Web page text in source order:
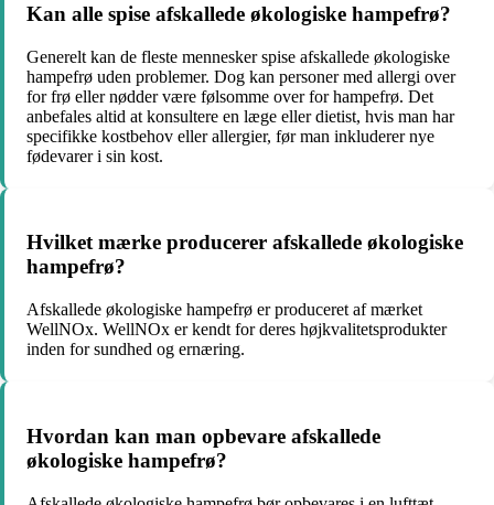
Kan alle spise afskallede økologiske hampefrø?
Generelt kan de fleste mennesker spise afskallede økologiske
hampefrø uden problemer. Dog kan personer med allergi over
for frø eller nødder være følsomme over for hampefrø. Det
anbefales altid at konsultere en læge eller dietist, hvis man har
specifikke kostbehov eller allergier, før man inkluderer nye
fødevarer i sin kost.
Hvilket mærke producerer afskallede økologiske
hampefrø?
Afskallede økologiske hampefrø er produceret af mærket
WellNOx. WellNOx er kendt for deres højkvalitetsprodukter
inden for sundhed og ernæring.
Hvordan kan man opbevare afskallede
økologiske hampefrø?